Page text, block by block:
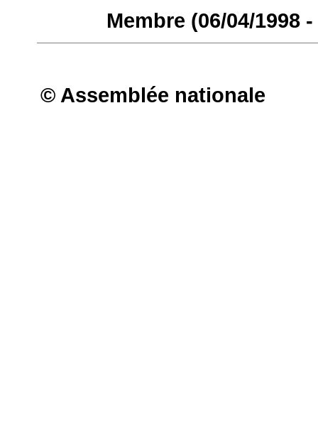
Membre (06/04/1998 -
© Assemblée nationale